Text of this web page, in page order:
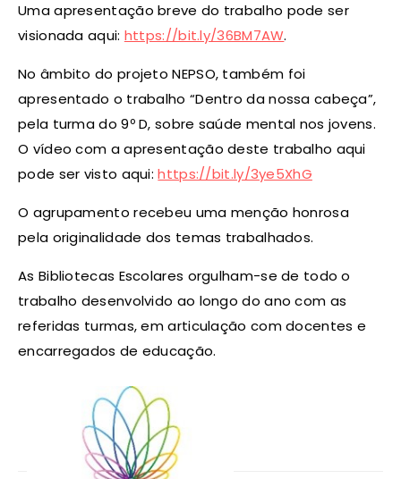
Uma apresentação breve do trabalho pode ser
visionada aqui: https://bit.ly/36BM7AW.
No âmbito do projeto NEPSO, também foi
apresentado o trabalho “Dentro da nossa cabeça”,
pela turma do 9º D, sobre saúde mental nos jovens.
O vídeo com a apresentação deste trabalho aqui
pode ser visto aqui:https://bit.ly/3ye5XhG
O agrupamento recebeu uma menção honrosa
pela originalidade dos temas trabalhados.
As Bibliotecas Escolares orgulham-se de todo o
trabalho desenvolvido ao longo do ano com as
referidas turmas, em articulação com docentes e
encarregados de educação.